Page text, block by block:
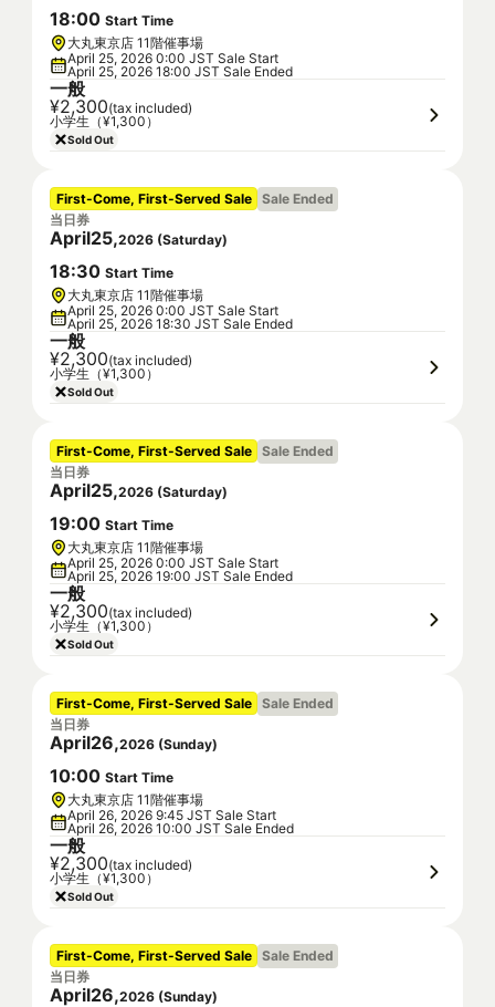
18:00 Start Time
大丸東京店 11階催事場
April 25, 2026 0:00 JST Sale Start
April 25, 2026 18:00 JST Sale Ended
一般
¥2,300(tax included)
小学生（¥1,300）
Sold Out
First-Come, First-Served Sale Sale Ended
当日券
April25,2026 (Saturday)
18:30 Start Time
大丸東京店 11階催事場
April 25, 2026 0:00 JST Sale Start
April 25, 2026 18:30 JST Sale Ended
一般
¥2,300(tax included)
小学生（¥1,300）
Sold Out
First-Come, First-Served Sale Sale Ended
当日券
April25,2026 (Saturday)
19:00 Start Time
大丸東京店 11階催事場
April 25, 2026 0:00 JST Sale Start
April 25, 2026 19:00 JST Sale Ended
一般
¥2,300(tax included)
小学生（¥1,300）
Sold Out
First-Come, First-Served Sale Sale Ended
当日券
April26,2026 (Sunday)
10:00 Start Time
大丸東京店 11階催事場
April 26, 2026 9:45 JST Sale Start
April 26, 2026 10:00 JST Sale Ended
一般
¥2,300(tax included)
小学生（¥1,300）
Sold Out
First-Come, First-Served Sale Sale Ended
当日券
April26,2026 (Sunday)